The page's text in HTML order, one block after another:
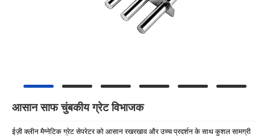
आसान साफ ​​चुंबकीय ग्रेट विभाजक
ईज़ी क्लीन मैग्नेटिक ग्रेट सेपरेटर को आसान रखरखाव और उच्च प्रदर्शन के साथ कुशल सामग्री